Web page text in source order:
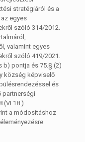
stratégiáról és a
egyes
szóló 314/2012.
valamint egyes
szóló 419/2021.
b) pontja és 75.§ (2)
község képviselő
és
partnerségi
(VI.18.)
a módosításhoz